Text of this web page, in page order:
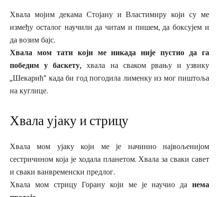
Хвала мојим декама Стојану и Властимиру који су ме
између осталог научили да читам и пишем, да боксујем и
да возим бајс.
Хвала мом тати који ме никада није пустио да га
победим у баскету, хвала на сваком рвању и узвику
„Шекарић“ када би год погодила лименку из мог пиштоља
на куглице.
Хвала ујаку и стрицу
Хвала мом ујаку који ме је начинио највољенијом
сестричином која је ходала планетом. Хвала за сваки савет
и сваки ванвременски предлог.
Хвала мом стрицу Горану који ме је научио да нема